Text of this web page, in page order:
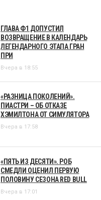
ГЛАВА Ф1 ДОПУСТИЛ
ВОЗВРАЩЕНИЕ В КАЛЕНДАРЬ
ЛЕГЕНДАРНОГО ЭТАПА ГРАН
ПРИ
Вчера в 18:55
«РАЗНИЦА ПОКОЛЕНИЙ».
ПИАСТРИ – ОБ ОТКАЗЕ
ХЭМИЛТОНА ОТ СИМУЛЯТОРА
Вчера в 17:58
«ПЯТЬ ИЗ ДЕСЯТИ». РОБ
СМЕДЛИ ОЦЕНИЛ ПЕРВУЮ
ПОЛОВИНУ СЕЗОНА RED BULL
Вчера в 17:01